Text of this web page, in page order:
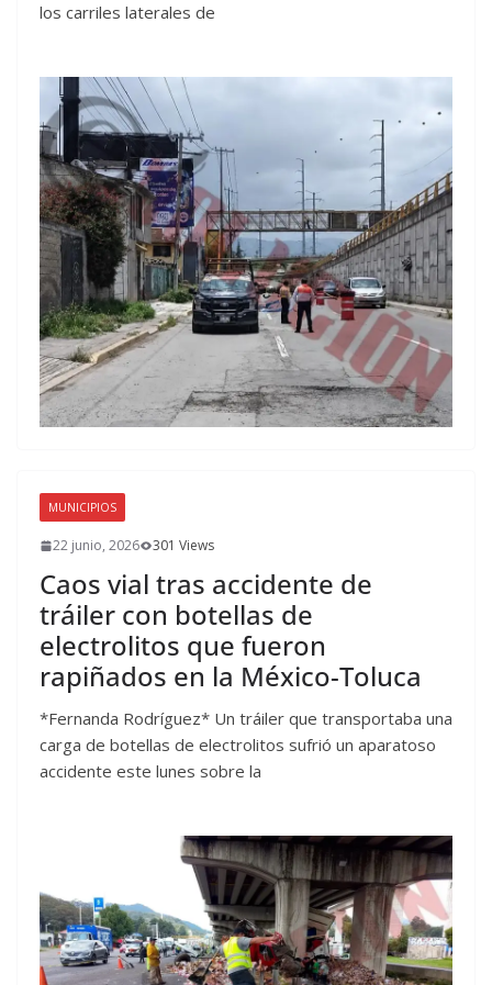
los carriles laterales de
MUNICIPIOS
22 junio, 2026 301 Views
Caos vial tras accidente de
tráiler con botellas de
electrolitos que fueron
rapiñados en la México-Toluca
*Fernanda Rodríguez* Un tráiler que transportaba una
carga de botellas de electrolitos sufrió un aparatoso
accidente este lunes sobre la